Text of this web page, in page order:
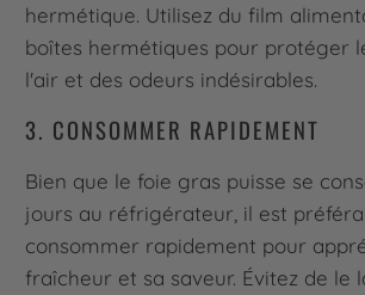
hermétique. Utilisez du film
boîtes hermétiques pour protéger
l'air et des odeurs indésirables.
3. CONSOMMER RAPIDEMENT
Bien que le foie gras puisse se
jours au réfrigérateur, il est
consommer rapidement pour
fraîcheur et sa saveur. Évitez de le